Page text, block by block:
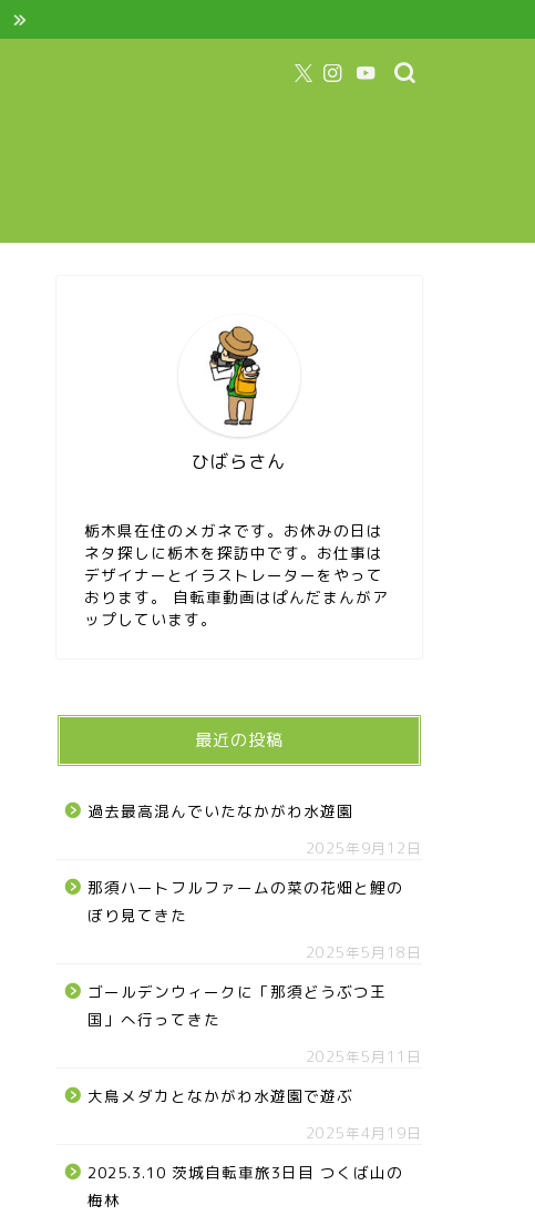
ひばらさん
栃木県在住のメガネです。お休みの日は
ネタ探しに栃木を探訪中です。お仕事は
デザイナーとイラストレーターをやって
おります。 自転車動画はぱんだまんがア
ップしています。
最近の投稿
過去最高混んでいたなかがわ水遊園
2025年9月12日
那須ハートフルファームの菜の花畑と鯉の
ぼり見てきた
2025年5月18日
ゴールデンウィークに「那須どうぶつ王
国」へ行ってきた
2025年5月11日
大鳥メダカとなかがわ水遊園で遊ぶ
2025年4月19日
2025.3.10 茨城自転車旅3日目 つくば山の
梅林